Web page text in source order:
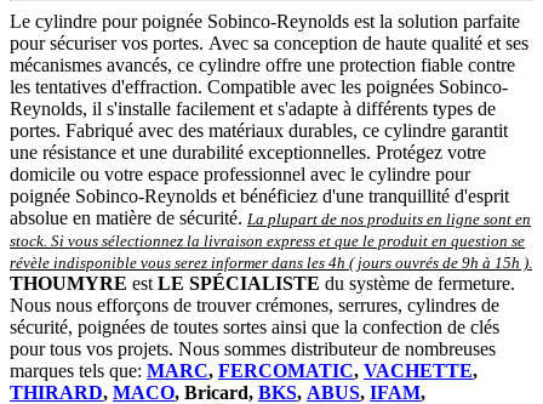
Le cylindre pour poignée Sobinco-Reynolds est la solution parfaite
pour sécuriser vos portes. Avec sa conception de haute qualité et ses
mécanismes avancés, ce cylindre offre une protection fiable contre
les tentatives d'effraction. Compatible avec les poignées Sobinco-
Reynolds, il s'installe facilement et s'adapte à différents types de
portes. Fabriqué avec des matériaux durables, ce cylindre garantit
une résistance et une durabilité exceptionnelles. Protégez votre
domicile ou votre espace professionnel avec le cylindre pour
poignée Sobinco-Reynolds et bénéficiez d'une tranquillité d'esprit
absolue en matière de sécurité. La plupart de nos produits en ligne sont en
stock. Si vous sélectionnez la livraison express et que le produit en question se
révèle indisponible vous serez informer dans les 4h ( jours ouvrés de 9h à 15h )
THOUMYRE est LE SPÉCIALISTE du système de fermeture.
Nous nous efforçons de trouver crémones, serrures, cylindres de
sécurité, poignées de toutes sortes ainsi que la confection de clés
pour tous vos projets. Nous sommes distributeur de nombreuses
marques tels que: MARC, FERCOMATIC, VACHETTE,
THIRARD, MACO, Bricard, BKS, ABUS, IFAM,